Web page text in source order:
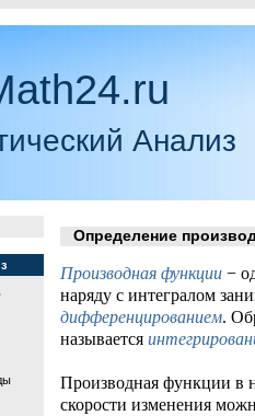
Анализ
Определение
Производная функции −
наряду с интегралом
дифференцированием.
называется
Производная функции в
скорости изменения